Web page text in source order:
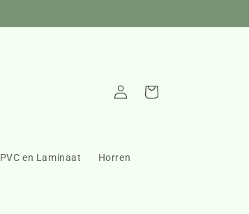
PVC en Laminaat Horren
InloggenWinkelwagen